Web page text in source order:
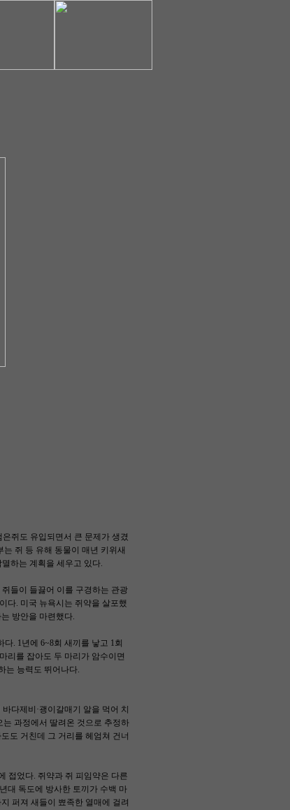
쥐도 유입되면서 큰 문제가 생겼
쥐 등 유해 동물이 매년 키위새
하는 계획을 세우고 있다.
들이 들끓어 이를 구경하는 관광
다. 미국 뉴욕시는 쥐약을 살포했
방안을 마련했다.
. 1년에 6~8회 새끼를 낳고 1회
리를 잡아도 두 마리가 암수이면
는 능력도 뛰어나다.
다제비·괭이갈매기 알을 먹어 치
과정에서 딸려온 것으로 추정하
도 거친데 그 거리를 헤엄쳐 건너
접었다. 쥐약과 쥐 피임약은 다른
대 독도에 방사한 토끼가 수백 마
퍼져 새들이 뾰족한 열매에 걸려